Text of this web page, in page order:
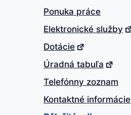
Ponuka práce
Elektronické služby
Dotácie
Úradná tabuľa
Telefónny zoznam
Kontaktné informácie